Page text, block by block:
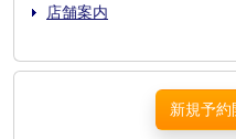
店舗案内
新規予